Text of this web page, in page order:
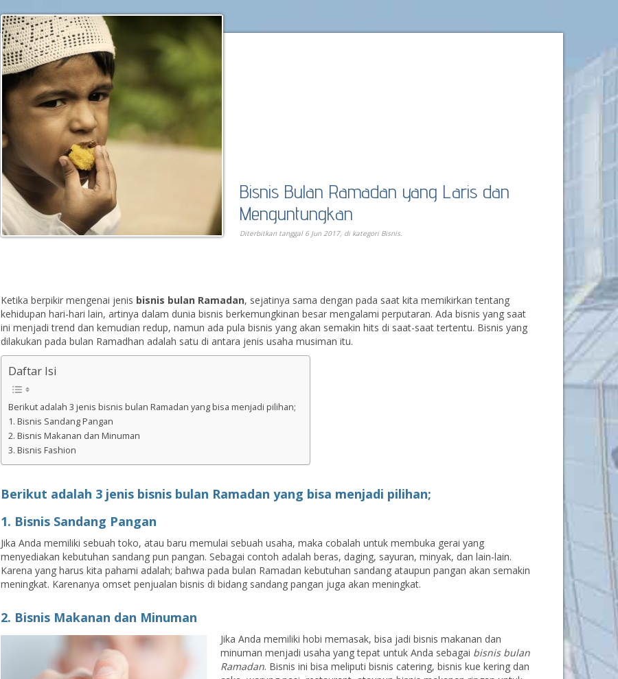
Bisnis Bulan Ramadan yang Laris dan
Menguntungkan
Diterbitkan tanggal 6 Jun 2017, di kategori Bisnis.
Ketika berpikir mengenai jenis bisnis bulan Ramadan, sejatinya sama dengan pada saat kita memikirkan tentang
kehidupan hari-hari lain, artinya dalam dunia bisnis berkemungkinan besar mengalami perputaran. Ada bisnis yang saat
ini menjadi trend dan kemudian redup, namun ada pula bisnis yang akan semakin hits di saat-saat tertentu. Bisnis yang
dilakukan pada bulan Ramadhan adalah satu di antara jenis usaha musiman itu.
Daftar Isi
Berikut adalah 3 jenis bisnis bulan Ramadan yang bisa menjadi pilihan;
1. Bisnis Sandang Pangan
2. Bisnis Makanan dan Minuman
3. Bisnis Fashion
Berikut adalah 3 jenis bisnis bulan Ramadan yang bisa menjadi pilihan;
1. Bisnis Sandang Pangan
Jika Anda memiliki sebuah toko, atau baru memulai sebuah usaha, maka cobalah untuk membuka gerai yang
menyediakan kebutuhan sandang pun pangan. Sebagai contoh adalah beras, daging, sayuran, minyak, dan lain-lain.
Karena yang harus kita pahami adalah; bahwa pada bulan Ramadan kebutuhan sandang ataupun pangan akan semakin
meningkat. Karenanya omset penjualan bisnis di bidang sandang pangan juga akan meningkat.
2. Bisnis Makanan dan Minuman
Jika Anda memiliki hobi memasak, bisa jadi bisnis makanan dan
minuman menjadi usaha yang tepat untuk Anda sebagai bisnis bulan
Ramadan. Bisnis ini bisa meliputi bisnis catering, bisnis kue kering dan